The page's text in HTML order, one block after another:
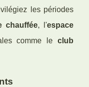
les périodes
chauffée, l'espace
comme le club